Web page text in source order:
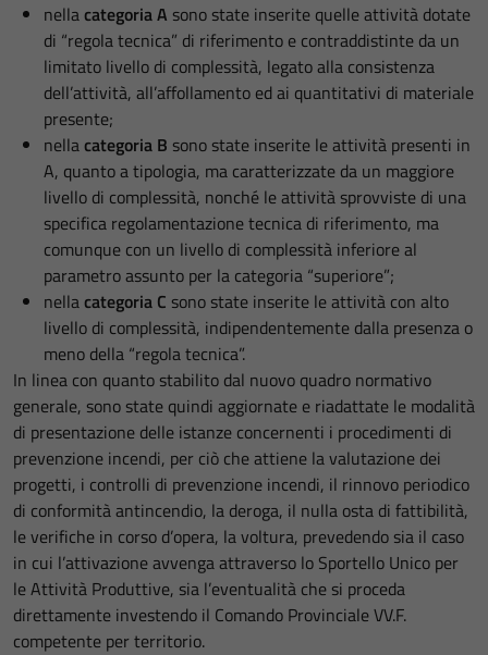
nellacategoria A sono state inserite quelle attività dotate
di “regola tecnica” di riferimento e contraddistinte da un
limitato livello di complessità, legato alla consistenza
dell’attività, all’affollamento ed ai quantitativi di materiale
presente;
nellacategoria B sono state inserite le attività presenti in
A, quanto a tipologia, ma caratterizzate da un maggiore
livello di complessità, nonché le attività sprovviste di una
specifica regolamentazione tecnica di riferimento, ma
comunque con un livello di complessità inferiore al
parametro assunto per la categoria “superiore”;
nellacategoria C sono state inserite le attività con alto
livello di complessità, indipendentemente dalla presenza o
meno della “regola tecnica”.
In linea con quanto stabilito dal nuovo quadro normativo
generale, sono state quindi aggiornate e riadattate le modalità
di presentazione delle istanze concernenti i procedimenti di
prevenzione incendi, per ciò che attiene la valutazione dei
progetti, i controlli di prevenzione incendi, il rinnovo periodico
di conformità antincendio, la deroga, il nulla osta di fattibilità,
le verifiche in corso d’opera, la voltura, prevedendo sia il caso
in cui l’attivazione avvenga attraverso lo Sportello Unico per
le Attività Produttive, sia l’eventualità che si proceda
direttamente investendo il Comando Provinciale VV.F.
competente per territorio.